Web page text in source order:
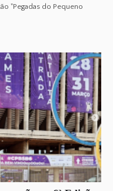
"Pegadas do Pequeno